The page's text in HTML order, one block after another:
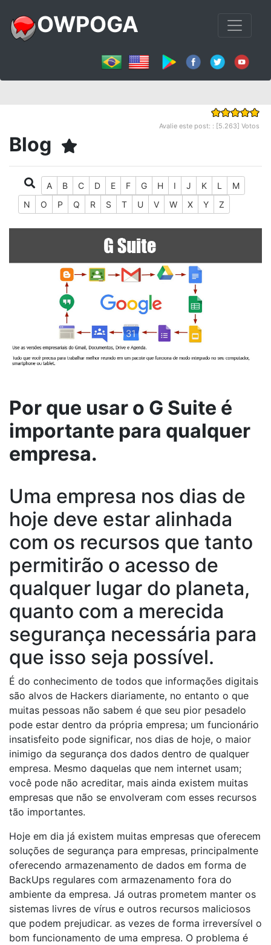
OWPOGA
Avalie este post: : [5.263] Votos
Blog
A B C D E F G H I J K L
M
N
O P Q R S T U V W X Y Z
Por que usar o G Suite é
importante para qualquer
empresa.
Uma empresa nos dias de
hoje deve estar alinhada
com os recursos que tanto
permitirão o acesso de
qualquer lugar do planeta,
quanto com a merecida
segurança necessária para
que isso seja possível.
É do conhecimento de todos que informações digitais
são alvos de Hackers diariamente, no entanto o que
muitas pessoas não sabem é que seu pior pesadelo
pode estar dentro da própria empresa; um funcionário
insatisfeito pode significar, nos dias de hoje, o maior
inimigo da segurança dos dados dentro de qualquer
empresa. Mesmo daquelas que nem internet usam;
você pode não acreditar, mais ainda existem muitas
empresas que não se envolveram com esses recursos
tão importantes.
Hoje em dia já existem muitas empresas que oferecem
soluções de segurança para empresas, principalmente
oferecendo armazenamento de dados em forma de
BackUps regulares com armazenamento fora do
ambiente da empresa. Já outras prometem manter os
sistemas livres de vírus e outros recursos maliciosos
que podem prejudicar. as vezes de forma irreversível o
bom funcionamento de uma empresa. O problema é